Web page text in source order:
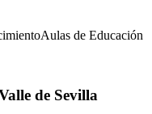
Aulas de Educación
de Sevilla